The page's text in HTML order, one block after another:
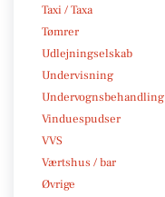
Taxi / Taxa
Tømrer
Udlejningselskab
Undervisning
Undervognsbehandling
Vinduespudser
VVS
Værtshus / bar
Øvrige